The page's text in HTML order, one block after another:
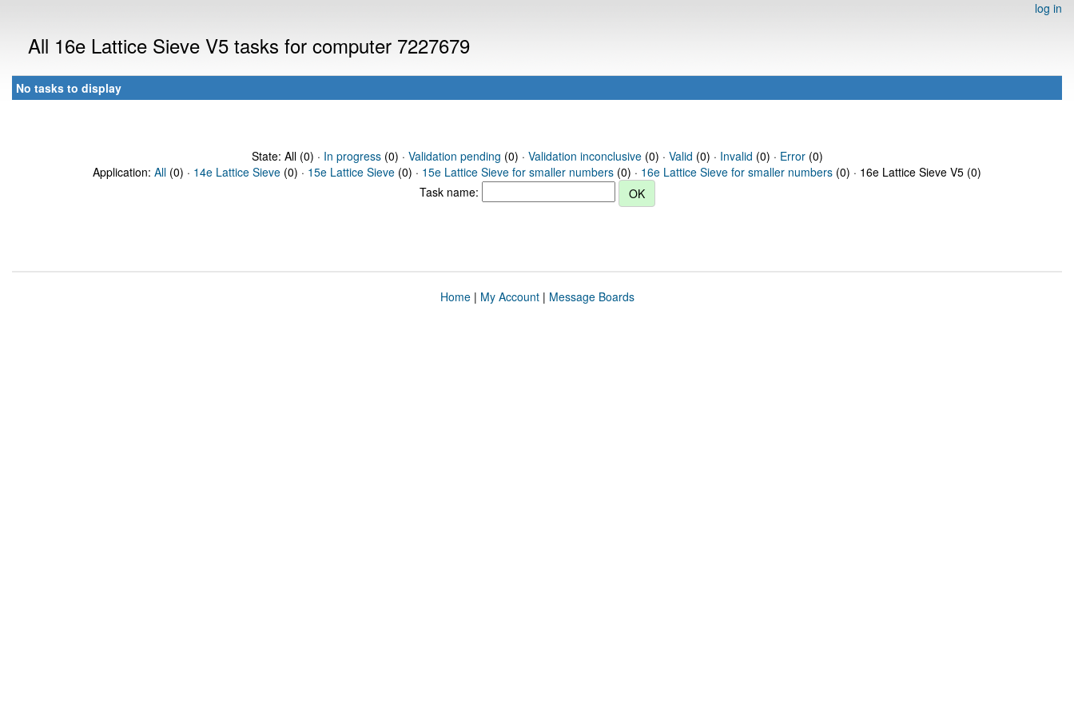
log in
All 16e Lattice Sieve V5 tasks for computer 7227679
No tasks to display
State: All (0) · In progress(0) · Validation pending (0) · Validation inconclusive(0) · Valid (0) · Invalid (0) · Error(0)
Application: All (0) · 14e Lattice Sieve (0) · 15e Lattice Sieve (0) · 15e Lattice Sieve for smaller numbers (0) · 16e Lattice Sieve for smaller numbers (0) · 16e Lattice Sieve V5 (0)
Task name:
Home| My Account| Message Boards